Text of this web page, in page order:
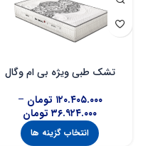
تشک طبی ویژه بی ام وگال
۱۲۰.۴۰۵.۰۰۰ تومان –
۳۶.۹۲۴.۰۰۰ تومان
انتخاب گزینه ها